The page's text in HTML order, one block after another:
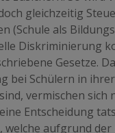
gleichzeitig
(Schule als
Diskriminierung
Gesetze.
bei Schülern in
vermischen sich
Entscheidung
aufgrund der